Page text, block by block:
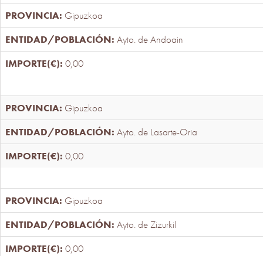
Gipuzkoa
Ayto. de Andoain
0,00
Gipuzkoa
Ayto. de Lasarte-Oria
0,00
Gipuzkoa
Ayto. de Zizurkil
0,00